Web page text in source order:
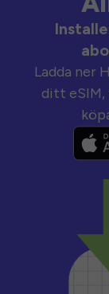
Ladda ner
ditt eSIM,